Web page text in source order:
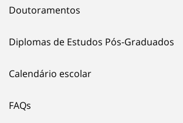
Doutoramentos
Diplomas de Estudos Pós-Graduados
Calendário escolar
FAQs